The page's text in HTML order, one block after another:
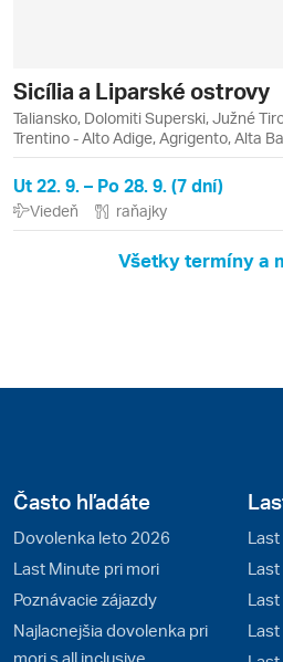
Sicília a Liparské ostrovy
Taliansko, Dolomiti Superski, Južné
Trentino - Alto Adige, Agrigento, Alta
Catania, Lipari, Liparské ostrovy,
Palermo, Sella Ronda, Taormina,
Ut 22. 9. – Po 28. 9. (7 dní)
Viedeň raňajky
Všetky termíny a
Často hľadáte
Dovolenka leto 2026
Last Minute pri mori
Poznávacie zájazdy
Najlacnejšia dovolenka pri
mori s all inclusive